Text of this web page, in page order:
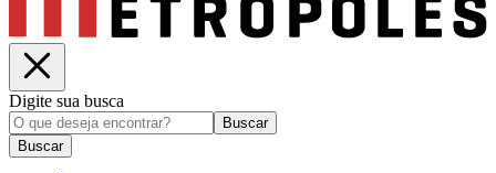
Digite sua busca
Buscar
Buscar